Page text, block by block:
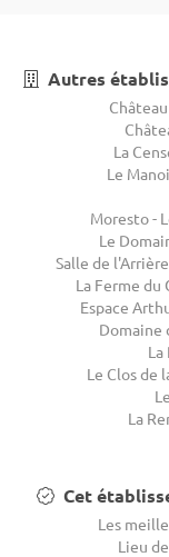
Autres
La
Le
Moresto -
Le
Salle de
La Ferme du
Espace
Domaine
La
Le Clos de
La
Cet
Les
Lieu